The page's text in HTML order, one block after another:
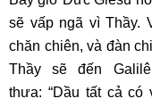
sẽ vấp ngã vì Thầy.
chăn chiên, và đàn
Thầy sẽ đến
thưa: “Dầu tất cả